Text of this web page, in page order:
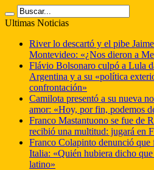
Ultimas Noticias
River lo descartó y el pibe
Montevideo: «¿Nos dieron a
Flávio Bolsonaro culpó a Lula
Argentina y a su «política
confrontación»
Camilota presentó a su nueva
amor: «Hoy, por fin, podemos
Franco Mastantuono se fue de
recibió una multitud: jugará en
Franco Colapinto denunció
Italia: «Quién hubiera dicho
latino»